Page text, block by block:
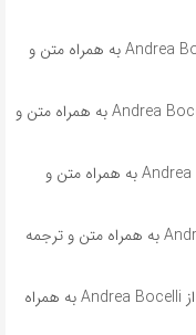
آهنگ ایتالیایی La Donna È Mobile از Andrea Bocelli به همراه متن و
آهنگ ایتالیایی Il giorno più speciale از Andrea Bocelli به همراه متن و
آهنگ ایتالیایی Funiculì funiculà از Andrea Bocelli به همراه متن و
آهنگ ایتالیایی Feliz Navidad از Andrea Bocelli به همراه متن و ترجمه
آهنگ ایتالیایی En Aranjuez con tu amor از Andrea Bocelli به همراه